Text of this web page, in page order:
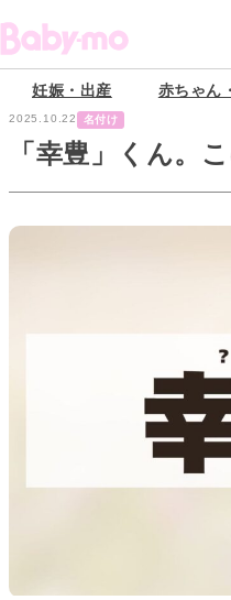
妊娠・出産 赤ちゃん
2025.10.22 名付け
「幸豊」くん。